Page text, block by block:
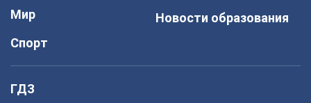
Мир
Спорт
Новости образования
ГДЗ